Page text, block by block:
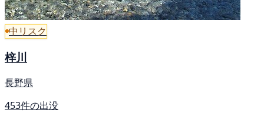
中リスク
梓川
長野県
453件の出没